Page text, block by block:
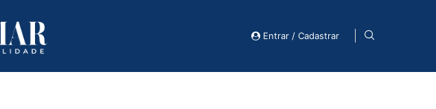
Entrar / Cadastrar